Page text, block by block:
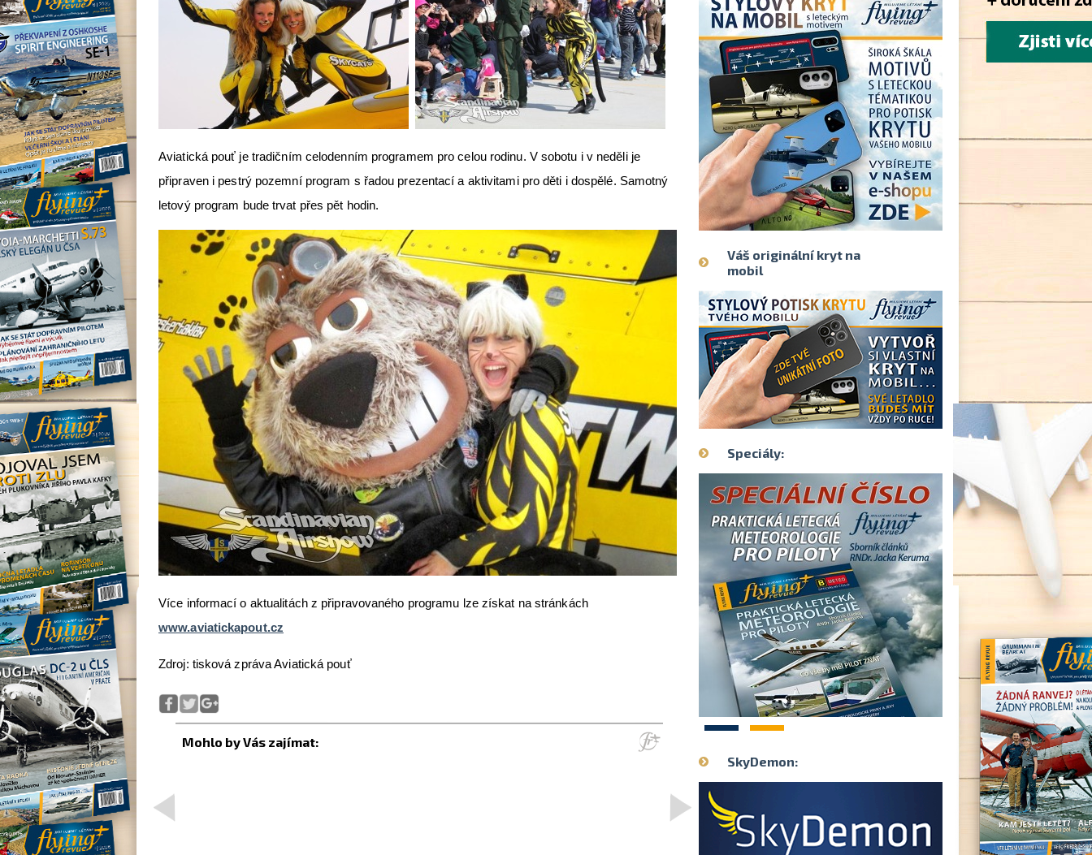
Aviatická pouť je tradičním celodenním programem pro celou rodinu. V sobotu i v neděli je
připraven i pestrý pozemní program s řadou prezentací a aktivitami pro děti i dospělé. Samotný
letový program bude trvat přes pět hodin.
Více informací o aktualitách z připravovaného programu lze získat na stránkách
www.aviatickapout.cz
Zdroj: tisková zpráva Aviatická pouť
>
Váš originální kryt na
mobil
Speciály:
1 2
SkyDemon: